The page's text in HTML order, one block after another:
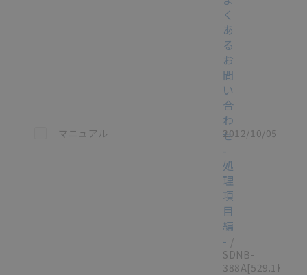
この資料を選択
マニュアル
く
あ
る
お
問
い
合
わ
せ
-
処
理
項
目
編
- /
SDNB-
388A[529.1KB]
2012/10/05